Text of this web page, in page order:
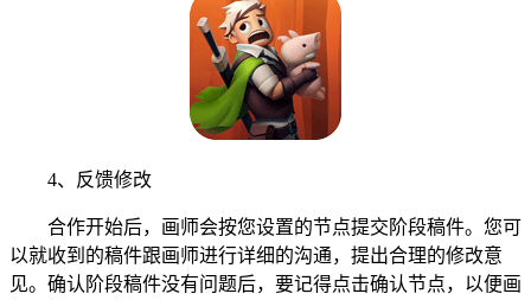
4、反馈修改
合作开始后，画师会按您设置的节点提交阶段稿件。您可
以就收到的稿件跟画师进行详细的沟通，提出合理的修改意
见。确认阶段稿件没有问题后，要记得点击确认节点，以便画